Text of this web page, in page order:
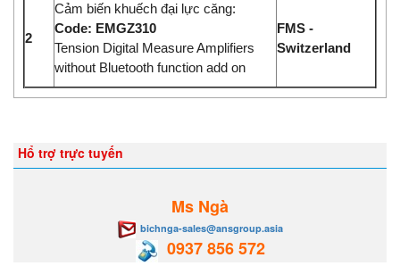
2
Cảm biến khuếch đại lực căng:
Code: EMGZ310
Tension Digital Measure Amplifiers
without Bluetooth function add on
FMS -
Switzerland
Hổ trợ trực tuyến
Ms Ngà
bichnga-sales@ansgroup.asia
0937 856 572